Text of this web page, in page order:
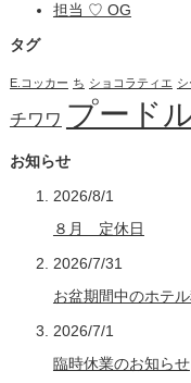
担当 ♡ OG
タグ
E.コッカー ち ショコラティエ
チワワ プード
お知らせ
2026/8/1
８月 定休日
2026/7/31
お盆期間中のホテ
2026/7/1
臨時休業のお知らせ